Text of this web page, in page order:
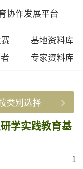
协作发展平台
基地资料库
专家资料库
类别选择
学实践教育基
1